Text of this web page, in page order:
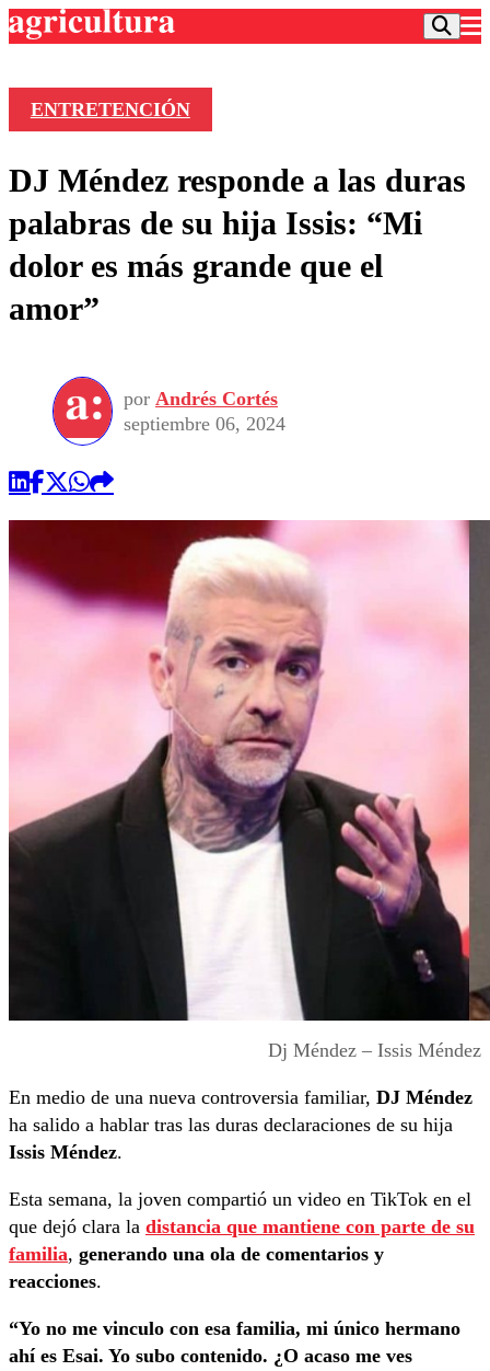
Frecuencias
Agricultura TV
Deportes
Colo Colo
Torneo Internacional
Torneo Nacional
Entretención
Internacional
Nacional
Programas
Comercial
ENTRETENCIÓN
DJ Méndez responde a las duras
palabras de su hija Issis: “Mi
dolor es más grande que el
amor”
por Andrés Cortés
septiembre 06, 2024
Dj Méndez – Issis Méndez
En medio de una nueva controversia familiar, DJ Méndez
ha salido a hablar tras las duras declaraciones de su hija
Issis Méndez.
Esta semana, la joven compartió un video en TikTok en el
que dejó clara la distancia que mantiene con parte de su
familia, generando una ola de comentarios y
reacciones.
“Yo no me vinculo con esa familia, mi único hermano
ahí es Esai. Yo subo contenido. ¿O acaso me ves